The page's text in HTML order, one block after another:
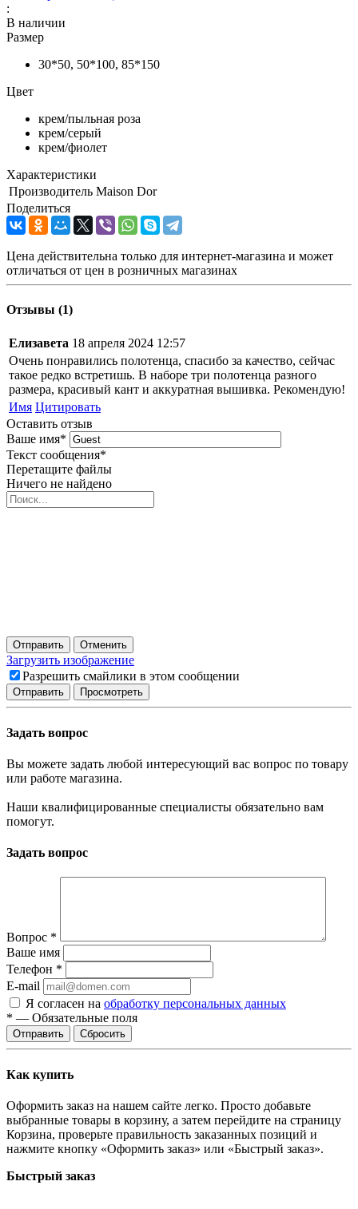
:
В наличии
Размер
30*50, 50*100, 85*150
Цвет
крем/пыльная роза
крем/серый
крем/фиолет
Характеристики
Производитель Maison Dor
Поделиться
Цена действительна только для интернет-магазина и может
отличаться от цен в розничных магазинах
Отзывы (1)
Елизавета 18 апреля 2024 12:57
Очень понравились полотенца, спасибо за качество, сейчас
такое редко встретишь. В наборе три полотенца разного
размера, красивый кант и аккуратная вышивка. Рекомендую!
Имя Цитировать
Оставить отзыв
Ваше имя*
Текст сообщения*
Перетащите файлы
Ничего не найдено
Отправить Отменить
Загрузить изображение
Разрешить смайлики в этом сообщении
Задать вопрос
Вы можете задать любой интересующий вас вопрос по товару
или работе магазина.
Наши квалифицированные специалисты обязательно вам
помогут.
Задать вопрос
Вопрос *
Ваше имя
Телефон *
E-mail
Я согласен на обработку персональных данных
* — Обязательные поля
Отправить Сбросить
Как купить
Оформить заказ на нашем сайте легко. Просто добавьте
выбранные товары в корзину, а затем перейдите на страницу
Корзина, проверьте правильность заказанных позиций и
нажмите кнопку «Оформить заказ» или «Быстрый заказ».
Быстрый заказ